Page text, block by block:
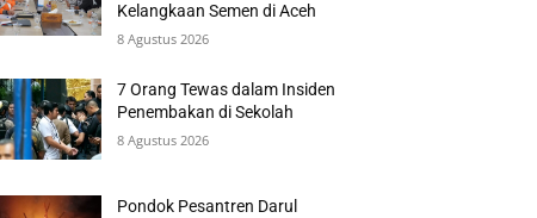
Kelangkaan Semen di Aceh
8 Agustus 2026
7 Orang Tewas dalam Insiden
Penembakan di Sekolah
8 Agustus 2026
Pondok Pesantren Darul